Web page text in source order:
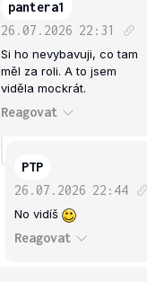
pantera1
26.07.2026 22:31
Si ho nevybavuji, co tam
měl za roli. A to jsem
viděla mockrát.
Reagovat
PTP
26.07.2026 22:44
No vidíš
Reagovat